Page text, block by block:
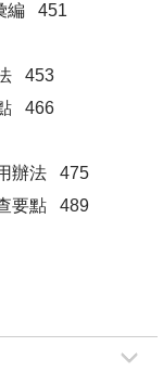
編 451
453
466
辦法 475
要點 489